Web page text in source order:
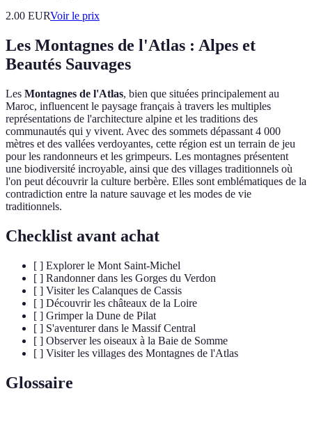
2.00 EURVoir le prix
Les Montagnes de l'Atlas : Alpes et
Beautés Sauvages
Les Montagnes de l'Atlas, bien que situées principalement au
Maroc, influencent le paysage français à travers les multiples
représentations de l'architecture alpine et les traditions des
communautés qui y vivent. Avec des sommets dépassant 4 000
mètres et des vallées verdoyantes, cette région est un terrain de jeu
pour les randonneurs et les grimpeurs. Les montagnes présentent
une biodiversité incroyable, ainsi que des villages traditionnels où
l'on peut découvrir la culture berbère. Elles sont emblématiques de la
contradiction entre la nature sauvage et les modes de vie
traditionnels.
Checklist avant achat
[ ] Explorer le Mont Saint-Michel
[ ] Randonner dans les Gorges du Verdon
[ ] Visiter les Calanques de Cassis
[ ] Découvrir les châteaux de la Loire
[ ] Grimper la Dune de Pilat
[ ] S'aventurer dans le Massif Central
[ ] Observer les oiseaux à la Baie de Somme
[ ] Visiter les villages des Montagnes de l'Atlas
Glossaire